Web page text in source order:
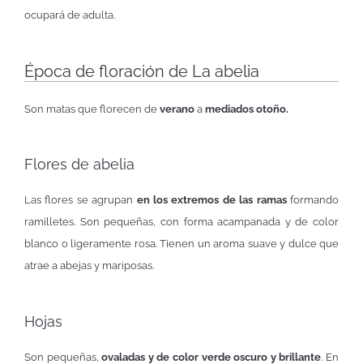
ocupará de adulta.
Época de floración de La abelia
Son matas que florecen de verano a mediados otoño.
Flores de abelia
Las flores se agrupan en los extremos de las ramasformando
ramilletes. Son pequeñas, con forma acampanada y de color
blanco o ligeramente rosa. Tienen un aroma suave y dulce que
atrae a abejas y mariposas.
Hojas
Son pequeñas,ovaladas y de color verde oscuro y brillante. En